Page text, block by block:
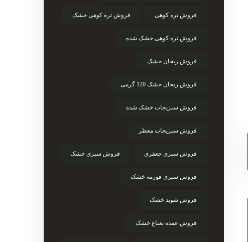
فروش تره کوهی فروش تره کوهی خشک
فروش تره کوهی خشک شده
فروش ریحان خشک
فروش ریحان خشک 120 گرمی
فروش سبزیجات خشک شده
فروش سبزیجات معطر
فروش سبزی جعفری فروش سبزی خشک
فروش سبزی قورمه خشک
فروش شوید خشک
فروش عمده نعناع خشک